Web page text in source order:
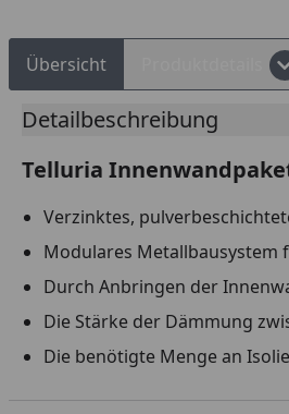
Übersicht
Detailbeschreibung
Telluria
Verzinktes,
Modulares Metallbausystem
Durch Anbringen der
Die Stärke der Dämmung
Die benötigte Menge an